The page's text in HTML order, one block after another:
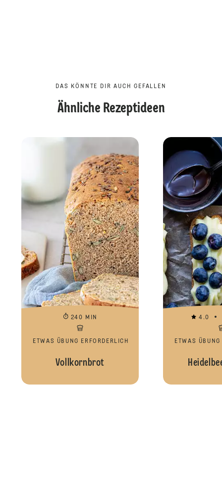
DAS KÖNNTE DIR AUCH GEFALLEN
Ähnliche Rezeptideen
240 MIN
ETWAS ÜBUNG ERFORDERLICH
Vollkornbrot
4.0
ETWAS